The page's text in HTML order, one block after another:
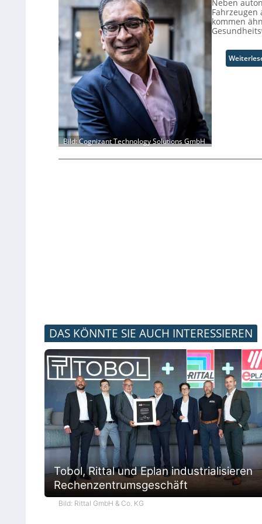
Bild: Cognizant Technology Solutions GmbH
Neben
kommen
DAS KÖNNTE SIE AUCH INTERESSIEREN
Tobol, Rittal und Eplan industrialisieren
Rechenzentrumsgeschäft
Bild: Rittal GmbH & Co. KG